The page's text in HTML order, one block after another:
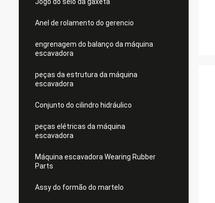
Anel de rolamento do gerencio
engrenagem do balanço da máquina
escavadora
peças da estrutura da máquina
escavadora
Conjunto do cilindro hidráulico
peças elétricas da máquina
escavadora
Máquina escavadora Wearing Rubber
Parts
Assy do formão do martelo